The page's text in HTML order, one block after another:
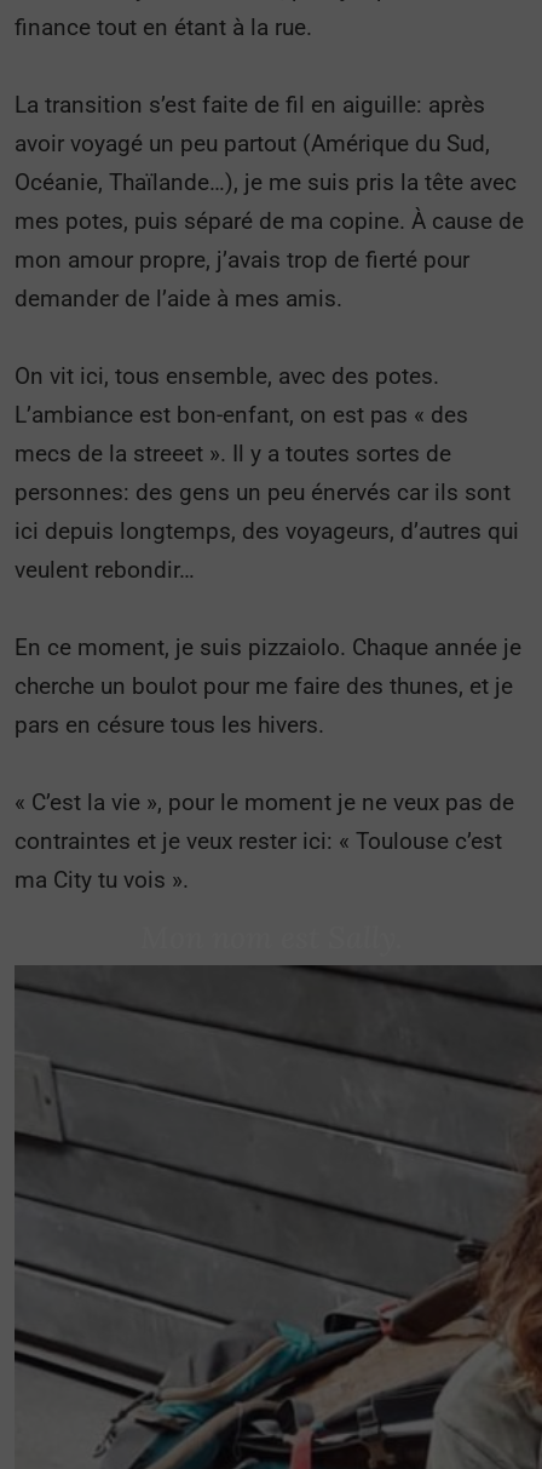
finance tout en étant à la rue.
La transition s’est faite de fil en aiguille: après
avoir voyagé un peu partout (Amérique du Sud,
Océanie, Thaïlande…), je me suis pris la tête avec
mes potes, puis séparé de ma copine. À cause de
mon amour propre, j’avais trop de fierté pour
demander de l’aide à mes amis.
On vit ici, tous ensemble, avec des potes.
L’ambiance est bon-enfant, on est pas « des
mecs de la streeet ». Il y a toutes sortes de
personnes: des gens un peu énervés car ils sont
ici depuis longtemps, des voyageurs, d’autres qui
veulent rebondir…
En ce moment, je suis pizzaiolo. Chaque année je
cherche un boulot pour me faire des thunes, et je
pars en césure tous les hivers.
« C’est la vie », pour le moment je ne veux pas de
contraintes et je veux rester ici: « Toulouse c’est
ma City tu vois ».